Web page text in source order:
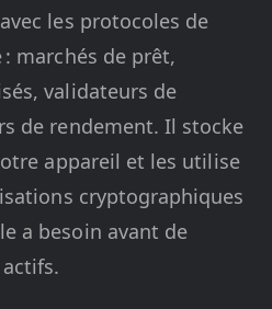
les protocoles de
marchés de prêt,
validateurs de
de rendement. Il stocke
appareil et les utilise
cryptographiques
a besoin avant de